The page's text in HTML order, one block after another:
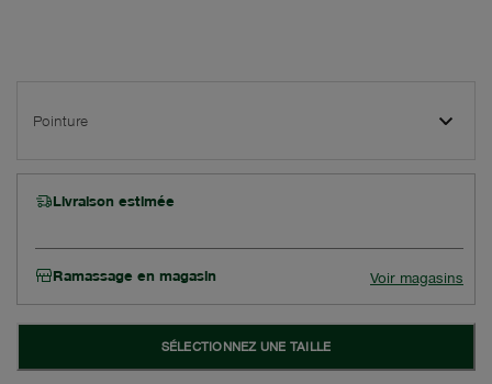
Pointure
Livraison estimée
Ramassage en magasin Voir magasins
SÉLECTIONNEZ UNE TAILLE